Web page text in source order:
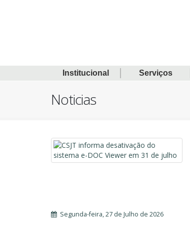
Institucional Serviços
Noticias
Segunda-feira, 27 de Julho de 2026